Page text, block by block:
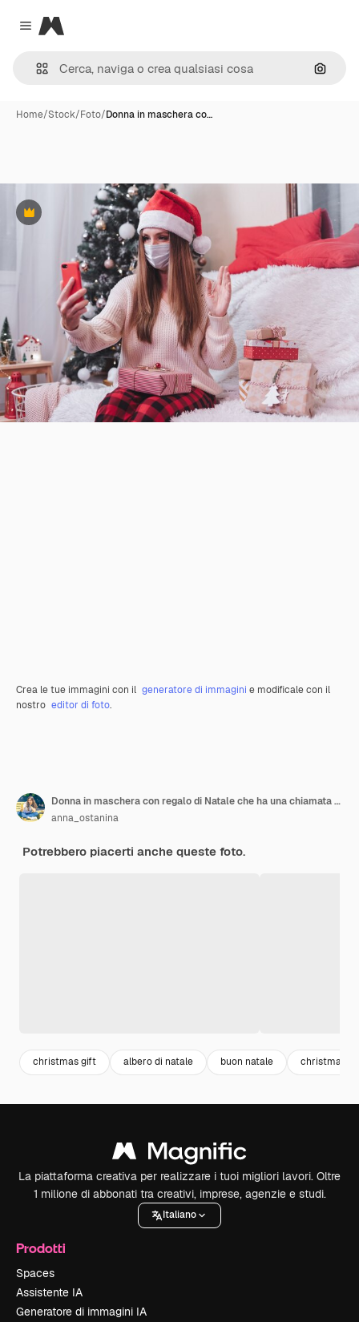
Close menu
Magnific
Cerca
Home/Stock/Foto/Donna in maschera co…
Premium
Crea le tue immagini con il generatore di immagini e modificale con il
nostro editor di foto.
Donna in maschera con regalo di Natale che ha una chiamata videochiamata sul cellulare
anna_ostanina
Potrebbero piacerti anche queste foto.
christmas gift albero di natale buon natale christmas
La piattaforma creativa per realizzare i tuoi migliori lavori. Oltre
1 milione di abbonati tra creativi, imprese, agenzie e studi.
Italiano
Prodotti
Spaces
Assistente IA
Generatore di immagini IA